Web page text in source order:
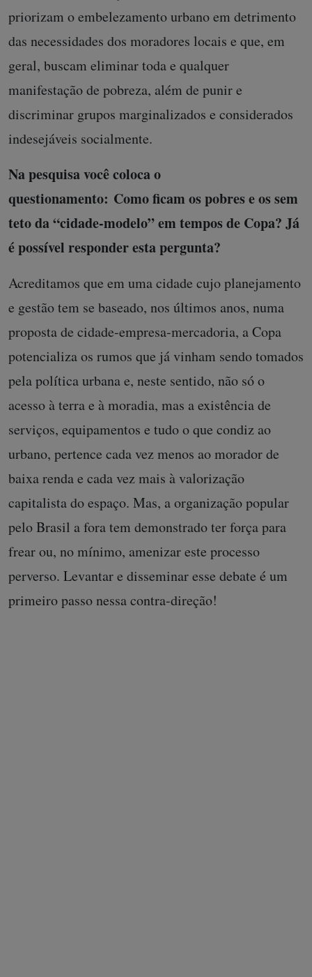
priorizam o embelezamento urbano em detrimento
das necessidades dos moradores locais e que, em
geral, buscam eliminar toda e qualquer
manifestação de pobreza, além de punir e
discriminar grupos marginalizados e considerados
indesejáveis socialmente.
Na pesquisa você coloca o
questionamento: Como ficam os pobres e os sem
teto da “cidade-modelo” em tempos de Copa? Já
é possível responder esta pergunta?
Acreditamos que em uma cidade cujo planejamento
e gestão tem se baseado, nos últimos anos, numa
proposta de cidade-empresa-mercadoria, a Copa
potencializa os rumos que já vinham sendo tomados
pela política urbana e, neste sentido, não só o
acesso à terra e à moradia, mas a existência de
serviços, equipamentos e tudo o que condiz ao
urbano, pertence cada vez menos ao morador de
baixa renda e cada vez mais à valorização
capitalista do espaço. Mas, a organização popular
pelo Brasil a fora tem demonstrado ter força para
frear ou, no mínimo, amenizar este processo
perverso. Levantar e disseminar esse debate é um
primeiro passo nessa contra-direção!